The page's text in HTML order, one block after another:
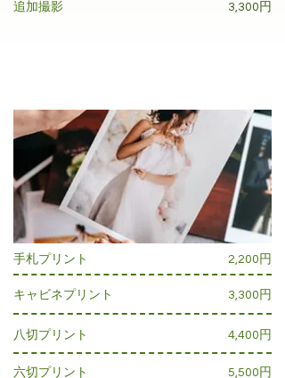
​追加撮影
3,300円
手札プリント 2,200円
キャビネプリント 3,300円
八切プリント 4,400円
六切プリント 5,500円